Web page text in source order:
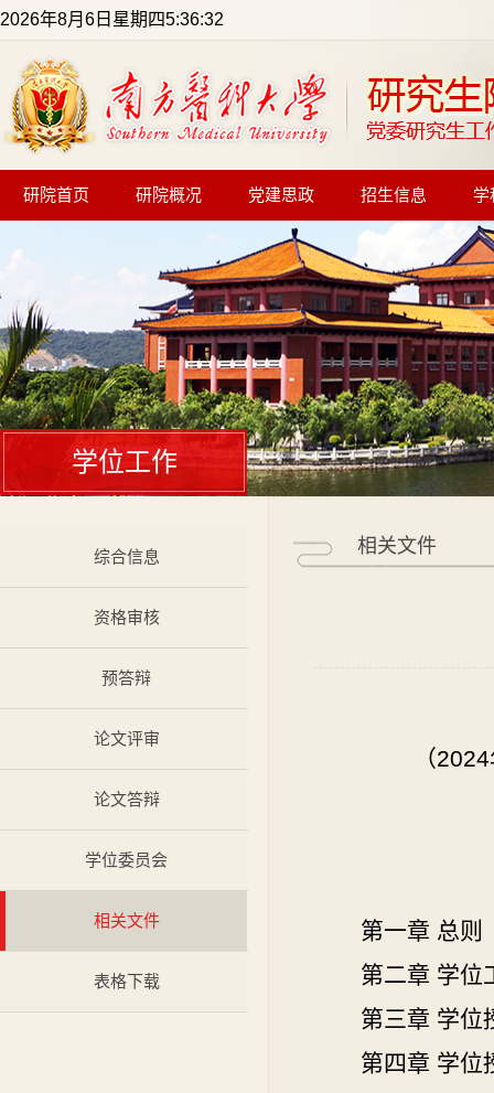
2026年8月6日星期四5:36:33
研院首页 研院概况 党建思政 招生信息 学
学位工作
综合信息
资格审核
预答辩
论文评审
论文答辩
学位委员会
相关文件
表格下载
相关文件
（2024
第一章 总则
第二章 学位
第三章 学位
第四章 学位